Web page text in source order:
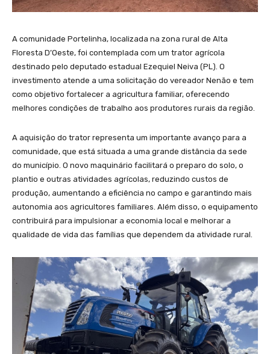
A comunidade Portelinha, localizada na zona rural de Alta
Floresta D’Oeste, foi contemplada com um trator agrícola
destinado pelo deputado estadual Ezequiel Neiva (PL). O
investimento atende a uma solicitação do vereador Nenão e tem
como objetivo fortalecer a agricultura familiar, oferecendo
melhores condições de trabalho aos produtores rurais da região.
A aquisição do trator representa um importante avanço para a
comunidade, que está situada a uma grande distância da sede
do município. O novo maquinário facilitará o preparo do solo, o
plantio e outras atividades agrícolas, reduzindo custos de
produção, aumentando a eficiência no campo e garantindo mais
autonomia aos agricultores familiares. Além disso, o equipamento
contribuirá para impulsionar a economia local e melhorar a
qualidade de vida das famílias que dependem da atividade rural.